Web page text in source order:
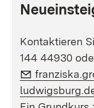
Kontaktieren
144 44930
E-Mail: